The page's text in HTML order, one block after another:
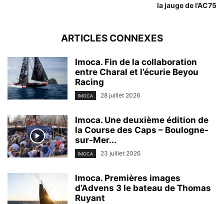
la jauge de l’AC75
ARTICLES CONNEXES
Imoca. Fin de la collaboration
entre Charal et l’écurie Beyou
Racing
IMOCA 28 juillet 2026
Imoca. Une deuxième édition de
la Course des Caps – Boulogne-
sur-Mer...
IMOCA 23 juillet 2026
Imoca. Premières images
d’Advens 3 le bateau de Thomas
Ruyant